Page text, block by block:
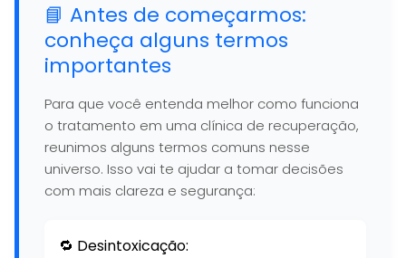
📘 Antes de começarmos:
conheça alguns termos
importantes
Para que você entenda melhor como funciona
o tratamento em uma clínica de recuperação,
reunimos alguns termos comuns nesse
universo. Isso vai te ajudar a tomar decisões
com mais clareza e segurança:
🔁 Desintoxicação: